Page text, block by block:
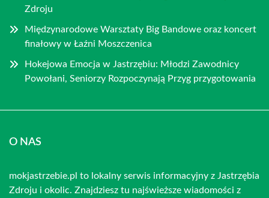
Zdroju
Międzynarodowe Warsztaty Big Bandowe oraz koncert
finałowy w Łaźni Moszczenica
Hokejowa Emocja w Jastrzębiu: Młodzi Zawodnicy
Powołani, Seniorzy Rozpoczynają Przyg przygotowania
O NAS
mokjastrzebie.pl to lokalny serwis informacyjny z Jastrzębia
Zdroju i okolic. Znajdziesz tu najświeższe wiadomości z